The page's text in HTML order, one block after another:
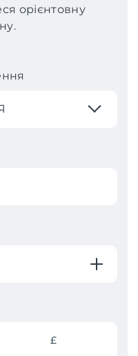
орієнтовну
£